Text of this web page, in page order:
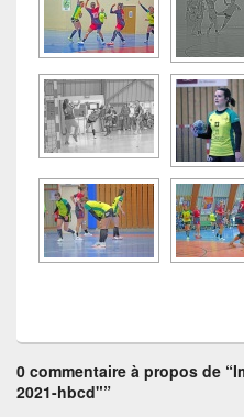
0 commentaire à propos de
2021-hbcd"”